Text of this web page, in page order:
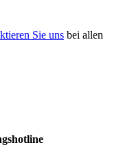
Sie uns bei allen